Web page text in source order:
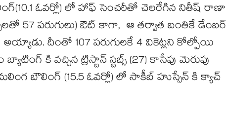
ఓవర్లో) లో హాఫ్ సెంచరీతో చెలరేగిన నితీష్ రాణా
57 పరుగులు) ఔట్ కాగా, ఆ తర్వాత బంతికే డేంబర్
అయ్యాడు. దీంతో 107 పరుగులకే 4 వికెట్లని కోల్పోయి
కి వచ్చిన ట్రిస్టాన్ స్టబ్స్ (27) కాసేపు మెరుపు
బౌలింగ్ (15.5 ఓవర్లో) లో సాకీబ్ హుస్సేన్ కి క్యాచ్